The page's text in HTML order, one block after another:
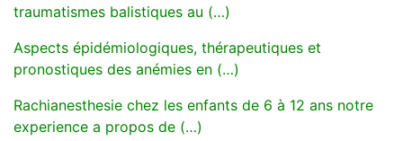
traumatismes balistiques au (…)
Aspects épidémiologiques, thérapeutiques et
pronostiques des anémies en (…)
Rachianesthesie chez les enfants de 6 à 12 ans notre
experience a propos de (…)